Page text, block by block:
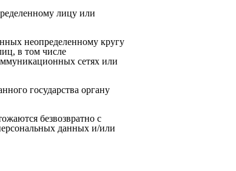
лицу или
неопределенному кругу
в том числе
сетях или
государства органу
безвозвратно с
данных и/или